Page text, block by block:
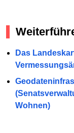
Das
Wohnen)